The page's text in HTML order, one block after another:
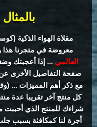
معروضة في متجرنا هذا
العالمي ... إذا أعجبتك
صفحة التفاصيل الأخرى
مع ذكر أهم المميزات ...
كل منتج آخر تقريبا عدة
شراءك للمنتج الذي أحببت
أجرة لنا كمكافئة بسبب